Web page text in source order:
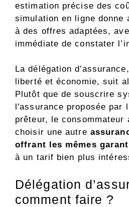
estimation précise des
simulation en ligne donne
à des offres adaptées,
immédiate de constater
La délégation
liberté et économie, suit
Plutôt que de souscrire
l'assurance proposée par
prêteur, le consommateur
choisir une autre
offrant les mêmes
à un tarif bien plus
Délégation
comment faire ?